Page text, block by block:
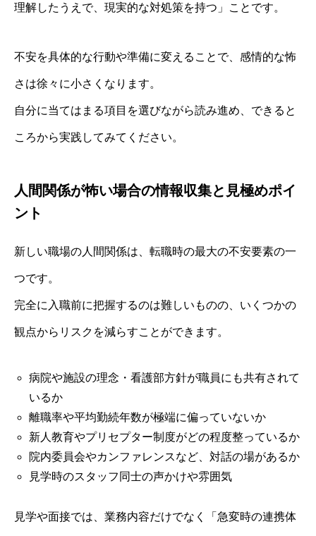
理解したうえで、現実的な対処策を持つ」ことです。
不安を具体的な行動や準備に変えることで、感情的な怖
さは徐々に小さくなります。
自分に当てはまる項目を選びながら読み進め、できると
ころから実践してみてください。
人間関係が怖い場合の情報収集と見極めポイ
ント
新しい職場の人間関係は、転職時の最大の不安要素の一
つです。
完全に入職前に把握するのは難しいものの、いくつかの
観点からリスクを減らすことができます。
病院や施設の理念・看護部方針が職員にも共有されて
いるか
離職率や平均勤続年数が極端に偏っていないか
新人教育やプリセプター制度がどの程度整っているか
院内委員会やカンファレンスなど、対話の場があるか
見学時のスタッフ同士の声かけや雰囲気
見学や面接では、業務内容だけでなく「急変時の連携体